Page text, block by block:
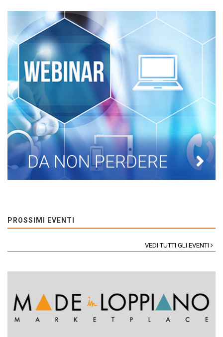
PROSSIMI EVENTI
VEDI TUTTI GLI EVENTI